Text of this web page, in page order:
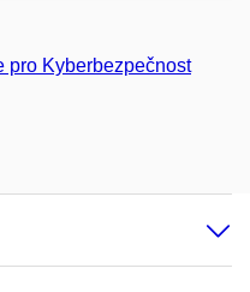
pro Kyberbezpečnost